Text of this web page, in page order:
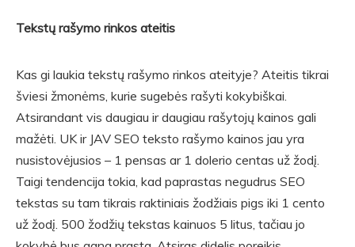
Tekstų rašymo rinkos ateitis
Kas gi laukia tekstų rašymo rinkos ateityje? Ateitis tikrai
šviesi žmonėms, kurie sugebės rašyti kokybiškai.
Atsirandant vis daugiau ir daugiau rašytojų kainos gali
mažėti. UK ir JAV SEO teksto rašymo kainos jau yra
nusistovėjusios – 1 pensas ar 1 dolerio centas už žodį.
Taigi tendencija tokia, kad paprastas negudrus SEO
tekstas su tam tikrais raktiniais žodžiais pigs iki 1 cento
už žodį. 500 žodžių tekstas kainuos 5 litus, tačiau jo